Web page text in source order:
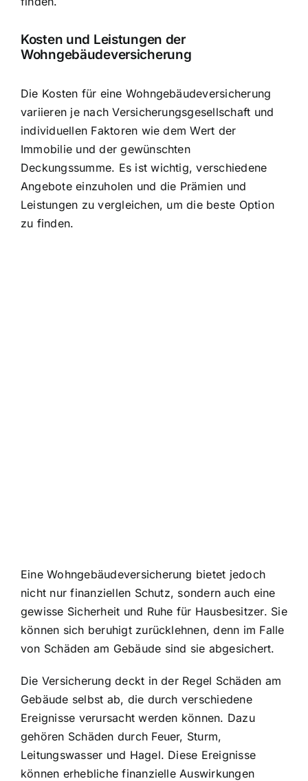
Kosten und Leistungen der
Wohngebäudeversicherung
Die Kosten für eine Wohngebäudeversicherung
variieren je nach Versicherungsgesellschaft und
individuellen Faktoren wie dem Wert der
Immobilie und der gewünschten
Deckungssumme. Es ist wichtig, verschiedene
Angebote einzuholen und die Prämien und
Leistungen zu vergleichen, um die beste Option
zu finden.
Eine Wohngebäudeversicherung bietet jedoch
nicht nur finanziellen Schutz, sondern auch eine
gewisse Sicherheit und Ruhe für Hausbesitzer. Sie
können sich beruhigt zurücklehnen, denn im Falle
von Schäden am Gebäude sind sie abgesichert.
Die Versicherung deckt in der Regel Schäden am
Gebäude selbst ab, die durch verschiedene
Ereignisse verursacht werden können. Dazu
gehören Schäden durch Feuer, Sturm,
Leitungswasser und Hagel. Diese Ereignisse
können erhebliche finanzielle Auswirkungen